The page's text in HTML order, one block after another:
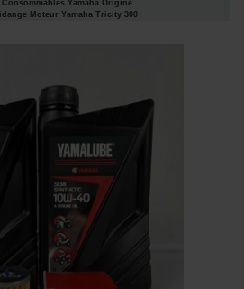
Consommables Yamaha Origine
Moteur Yamaha Tricity 300